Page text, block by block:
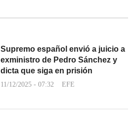
Supremo español envió a juicio a
exministro de Pedro Sánchez y
dicta que siga en prisión
11/12/2025 - 07:32 EFE